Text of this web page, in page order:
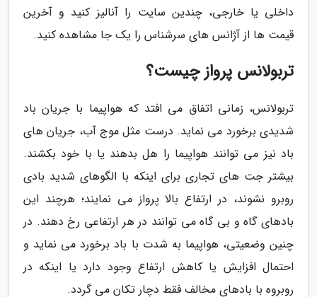
داخلی یا خارجی، چندین سایت را آنالیز کنید و آخرین
قیمت ها از آژانس های سرشناس را یک جا مشاهده کنید.
تربولانس پرواز چیست؟
تربولانس، زمانی اتفاق می افتد که هواپیما با جریان باد
شدیدی برخورد می نماید. درست مثل موج آب، جریان های
باد نیز می توانند هواپیما را هل بدهند یا با خود بکشند.
بیشتر جت های تجاری برای اینکه با الگوهای شدید بادی
روبرو نشوند، در ارتفاع بالا پرواز می نمایند؛ هرچند این
بادهای گاه و بی گاه می توانند در هر ارتفاعی رخ دهند. در
چنین وضعیتی، هواپیما به شدت با باد برخورد می نماید و
احتمال افزایش یا کاهش ارتفاع وجود دارد یا اینکه در
روبروه با بادهای مخالف فقط دچار تکان می گردد.